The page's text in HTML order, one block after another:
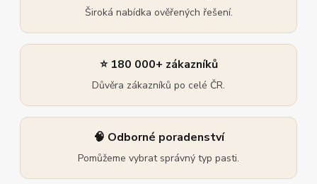
Široká nabídka ověřených řešení.
⭐ 180 000+ zákazníků
Důvěra zákazníků po celé ČR.
🧠 Odborné poradenství
Pomůžeme vybrat správný typ pasti.